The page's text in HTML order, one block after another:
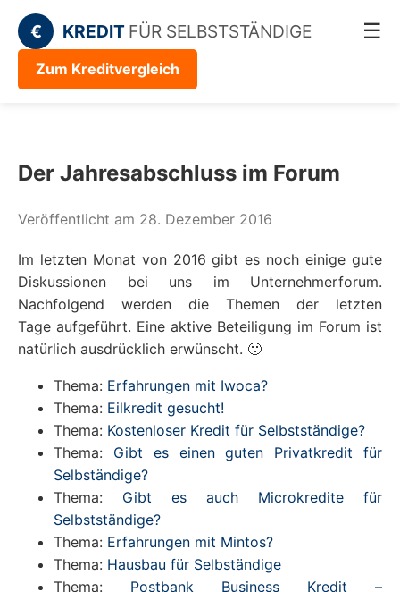
€ KREDIT FÜR SELBSTSTÄNDIGE ☰
Zum Kreditvergleich
Der Jahresabschluss im Forum
Veröffentlicht am 28. Dezember 2016
Im letzten Monat von 2016 gibt es noch einige gute
Diskussionen bei uns im Unternehmerforum.
Nachfolgend werden die Themen der letzten
Tage aufgeführt. Eine aktive Beteiligung im Forum ist
natürlich ausdrücklich erwünscht. 🙂
Thema: Erfahrungen mit Iwoca?
Thema: Eilkredit gesucht!
Thema: Kostenloser Kredit für Selbstständige?
Thema: Gibt es einen guten Privatkredit für
Selbständige?
Thema: Gibt es auch Microkredite für
Selbstständige?
Thema: Erfahrungen mit Mintos?
Thema: Hausbau für Selbständige
Thema: Postbank Business Kredit –